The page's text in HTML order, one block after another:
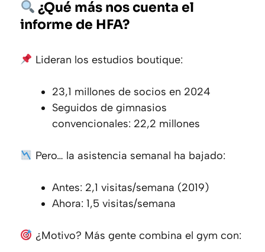
¿Qué más nos cuenta el
informe de HFA?
Lideran los estudios boutique:
23,1 millones de socios en 2024
Seguidos de gimnasios
convencionales: 22,2 millones
Pero… la asistencia semanal ha bajado:
Antes: 2,1 visitas/semana (2019)
Ahora: 1,5 visitas/semana
¿Motivo? Más gente combina el gym con: